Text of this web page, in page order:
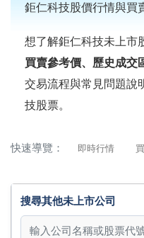
鉅仁科技股價行情與買
想了解鉅仁科技未上市
買賣參考價、歷史成交
交易流程與常見問題說
技股票。
快速導覽： 即時行情
搜尋其他未上市公司
搜尋其他未上市公司